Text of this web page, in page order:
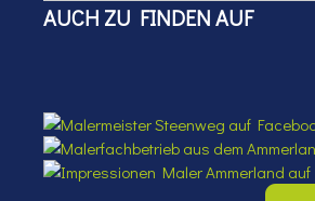
AUCH ZU FINDEN AUF